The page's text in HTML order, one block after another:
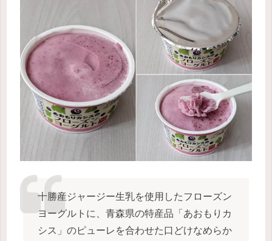
十勝産ジャージー生乳を使用したフローズン
ヨーグルトに、青森県の特産品「あおもりカ
シス」のピューレを合わせた口どけなめらか